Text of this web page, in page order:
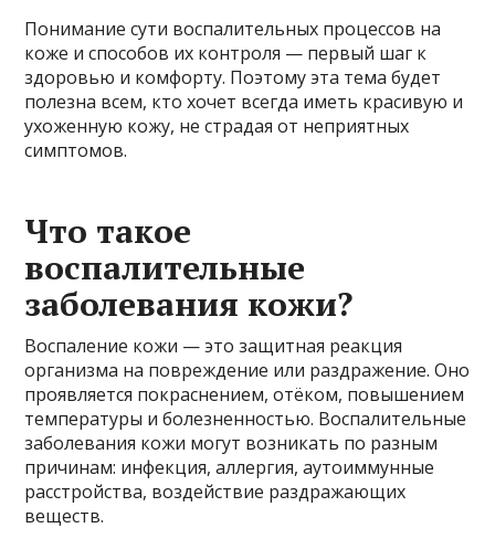
Понимание сути воспалительных процессов на
коже и способов их контроля — первый шаг к
здоровью и комфорту. Поэтому эта тема будет
полезна всем, кто хочет всегда иметь красивую и
ухоженную кожу, не страдая от неприятных
симптомов.
Что такое
воспалительные
заболевания кожи?
Воспаление кожи — это защитная реакция
организма на повреждение или раздражение. Оно
проявляется покраснением, отёком, повышением
температуры и болезненностью. Воспалительные
заболевания кожи могут возникать по разным
причинам: инфекция, аллергия, аутоиммунные
расстройства, воздействие раздражающих
веществ.